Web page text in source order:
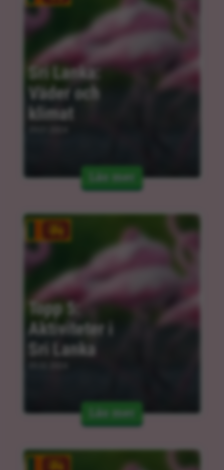
Sri Lanka:
Väder och
klimat
Läs mer
Topp 5:
Aktiviteter i
Sri Lanka
Läs mer